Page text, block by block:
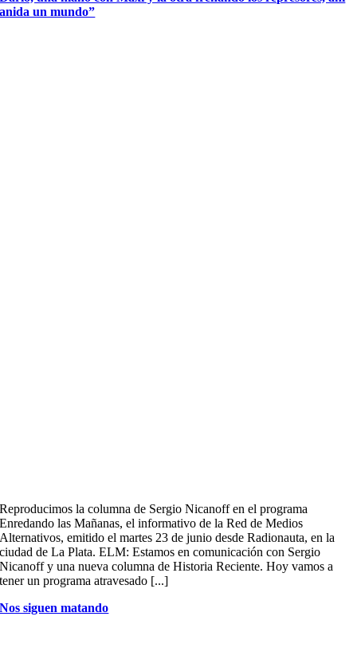
anida un mundo”
Reproducimos la columna de Sergio Nicanoff en el programa
Enredando las Mañanas, el informativo de la Red de Medios
Alternativos, emitido el martes 23 de junio desde Radionauta, en la
ciudad de La Plata. ELM: Estamos en comunicación con Sergio
Nicanoff y una nueva columna de Historia Reciente. Hoy vamos a
tener un programa atravesado [...]
Nos siguen matando